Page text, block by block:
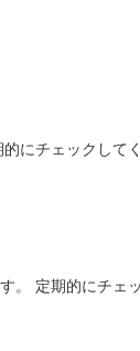
にチェックしてく
。 定期的にチェッ